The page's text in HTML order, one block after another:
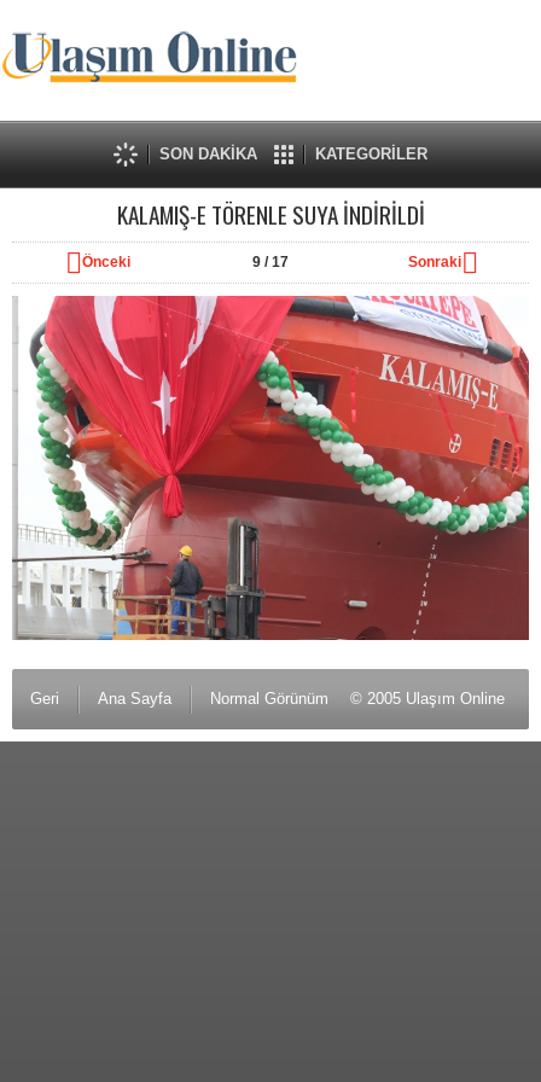
SON DAKİKA KATEGORİLER
KALAMIŞ-E TÖRENLE SUYA İNDİRİLDİ
Önceki 9/ 17 Sonraki
Geri Ana Sayfa Normal Görünüm © 2005 Ulaşım Online